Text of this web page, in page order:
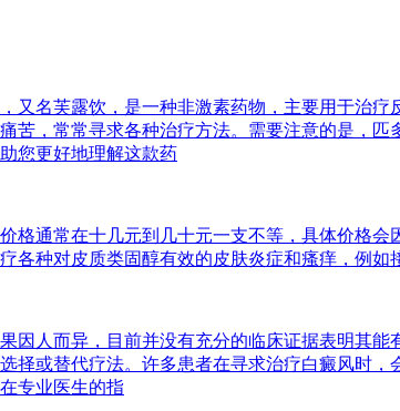
又名芙露饮，是一种非激素药物，主要用于治
苦，常常寻求各种治疗方法。需要注意的是，
您更好地理解这款药
格通常在十几元到几十元一支不等，具体价格
各种对皮质类固醇有效的皮肤炎症和瘙痒，例
因人而异，目前并没有充分的临床证据表明其
择或替代疗法。许多患者在寻求治疗白癜风时
专业医生的指